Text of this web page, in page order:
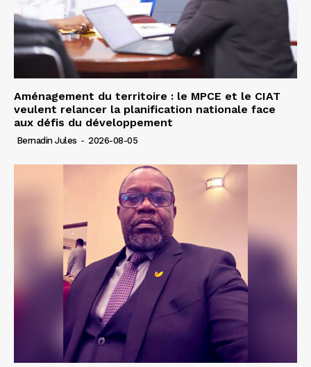
Aménagement du territoire : le MPCE et le CIAT
veulent relancer la planification nationale face
aux défis du développement
Bernadin Jules - 2026-08-05